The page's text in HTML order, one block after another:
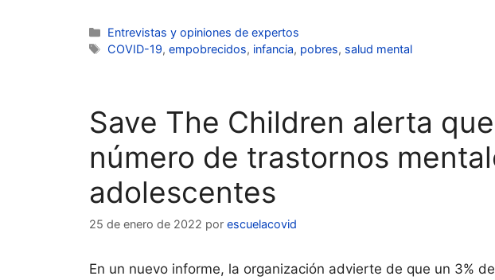
Categorías
Entrevistas y opiniones de expertos
Etiquetas
COVID-19,empobrecidos, infancia, pobres, salud mental
Save The Children alerta
número de trastornos
adolescentes
25 de enero de 2022 por escuelacovid
En un nuevo informe, la organización advierte de que un 3%